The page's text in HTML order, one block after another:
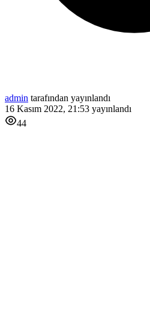
admin tarafından yayınlandı
16 Kasım 2022, 21:53 yayınlandı
44